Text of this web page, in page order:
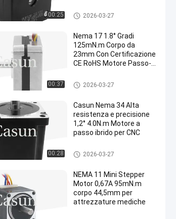
00:25 motore passo-passo nema 17
2026-03-27
00:37
Nema 17 1.8° Gradi
125mN.m Corpo da
23mm Con Certificazione
CE RoHS Motore Passo-
Apparecchiature di
Bellezza
motore passo-passo nema 17
2026-03-27
00:28
Casun Nema 34 Alta
resistenza e precisione
1,2° 4.0N.m Motore a
passo ibrido per CNC
motore passo-passo nema 17
2026-03-27
NEMA 11 Mini Stepper
Motor 0,67A 95mN.m
corpo 44,5mm per
attrezzature mediche